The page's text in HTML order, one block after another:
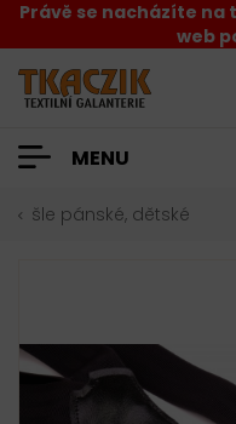
Právě se nacházíte
web
MENU
šle pánské, dětské